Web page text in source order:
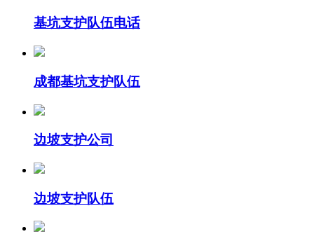
基坑支护队伍电话
成都基坑支护队伍
边坡支护公司
边坡支护队伍